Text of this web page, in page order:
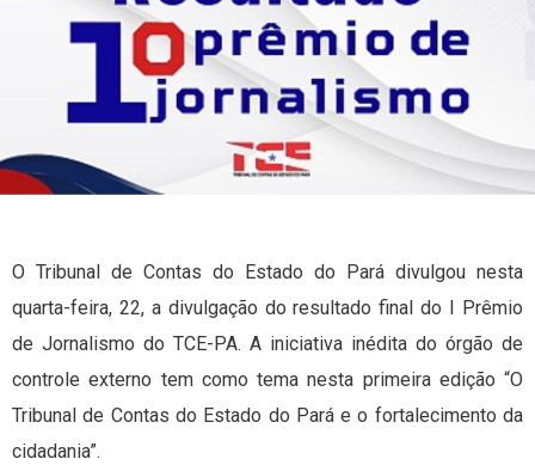
O Tribunal de Contas do Estado do Pará divulgou nesta
quarta-feira, 22, a divulgação do resultado final do I Prêmio
de Jornalismo do TCE-PA. A iniciativa inédita do órgão de
controle externo tem como tema nesta primeira edição “O
Tribunal de Contas do Estado do Pará e o fortalecimento da
cidadania”.